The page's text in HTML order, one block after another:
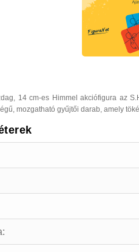
14 cm-es Himmel akciófigura az
mozgatható gyűjtői darab, amely